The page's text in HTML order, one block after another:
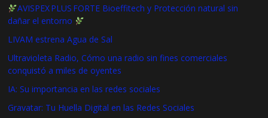
AVISPEX PLUS FORTE Bioeffitech y Protección natural sin
dañar el entorno
LIVAM estrena Agua de Sal
Ultravioleta Radio, Cómo una radio sin fines comerciales
conquistó a miles de oyentes
IA: Su importancia en las redes sociales
Gravatar: Tu Huella Digital en las Redes Sociales